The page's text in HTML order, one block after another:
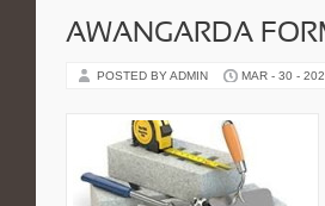
AWANGARDA
POSTED BY ADMIN MAR - 30 -